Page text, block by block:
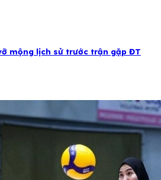
mộng lịch sử trước trận gặp ĐT